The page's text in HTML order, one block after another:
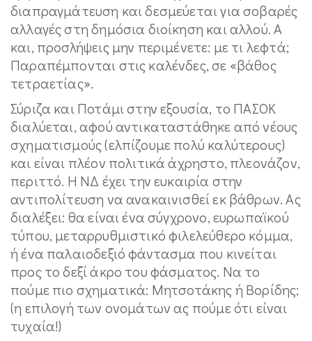
διαπραγμάτευση και δεσμεύεται για σοβαρές
αλλαγές στη δημόσια διοίκηση και αλλού. Α
και, προσλήψεις μην περιμένετε: με τι λεφτά;
Παραπέμπονται στις καλένδες, σε «βάθος
τετραετίας».
Σύριζα και Ποτάμι στην εξουσία, το ΠΑΣΟΚ
διαλύεται, αφού αντικαταστάθηκε από νέους
σχηματισμούς (ελπίζουμε πολύ καλύτερους)
και είναι πλέον πολιτικά άχρηστο, πλεονάζον,
περιττό. Η ΝΔ έχει την ευκαιρία στην
αντιπολίτευση να ανακαινισθεί εκ βάθρων. Ας
διαλέξει: θα είναι ένα σύγχρονο, ευρωπαϊκού
τύπου, μεταρρυθμιστικό φιλελεύθερο κόμμα,
ή ένα παλαιοδεξιό φάντασμα που κινείται
προς το δεξί άκρο του φάσματος. Να το
πούμε πιο σχηματικά: Μητσοτάκης ή Βορίδης;
(η επιλογή των ονομάτων ας πούμε ότι είναι
τυχαία!)